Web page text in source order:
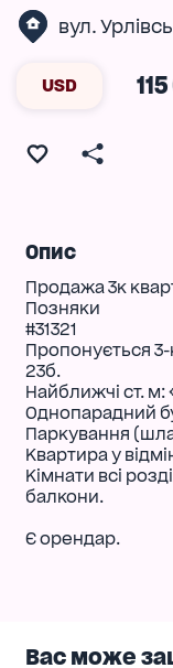
вул.
USD
Опис
Продажа 3к
Позняки
#31321
Пропонується 3-
23б.
Найближчі ст. м:
Однопарадний
Паркування
Квартира у
Кімнати всі
балкони.
Є орендар.
Вас може